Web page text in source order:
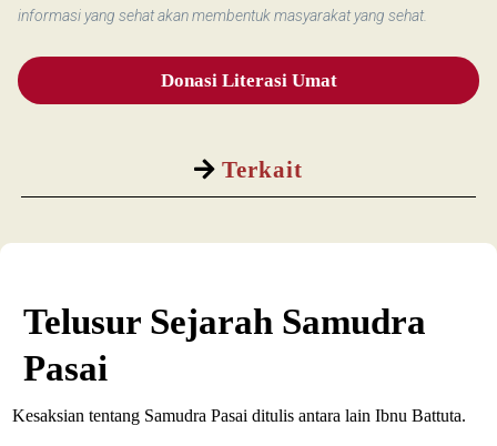
Terkait
informasi yang sehat akan membentuk masyarakat yang sehat.
Donasi Literasi Umat
Telusur Sejarah Samudra
Pasai
Kesaksian tentang Samudra Pasai ditulis antara lain Ibnu Battuta.